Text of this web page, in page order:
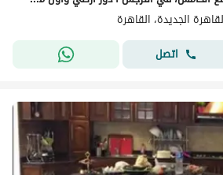
الجديدة، القاهرة
اتصل